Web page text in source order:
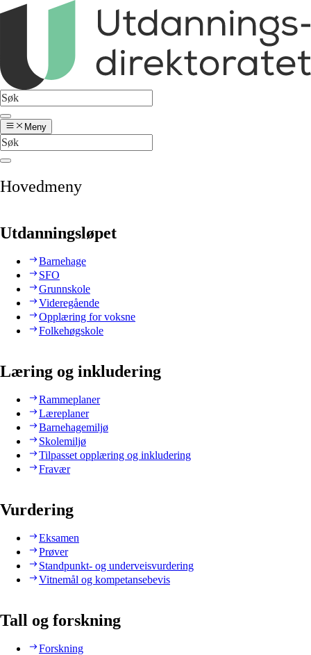
Meny
Hovedmeny
Utdanningsløpet
Barnehage
SFO
Grunnskole
Videregående
Opplæring for voksne
Folkehøgskole
Læring og inkludering
Rammeplaner
Læreplaner
Barnehagemiljø
Skolemiljø
Tilpasset opplæring og inkludering
Fravær
Vurdering
Eksamen
Prøver
Standpunkt- og underveisvurdering
Vitnemål og kompetansebevis
Tall og forskning
Forskning